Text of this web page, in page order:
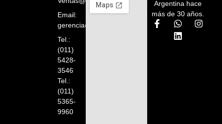
Argentina hace
más de 30 años.
Email:
gerencia@orelion.com.ar
Tel.:
(011)
5428-
3546
Tel.:
(011)
5365-
9960